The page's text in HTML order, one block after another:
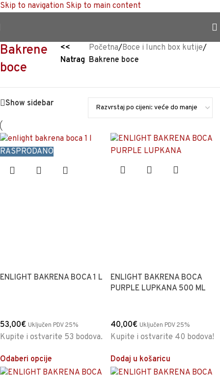
Skip to navigation Skip to main content
Bakrene
boce
<<
Natrag
Početna/Boce i lunch box kutije/
Bakrene boce
Show sidebar
RASPRODANO
ENLIGHT BAKRENA BOCA 1 L
53,00€ Uključen PDV 25%
Kupite i ostvarite 53 bodova.
Odaberi opcije
ENLIGHT BAKRENA BOCA
PURPLE LUPKANA 500 ML
40,00€ Uključen PDV 25%
Kupite i ostvarite 40 bodova!
Dodaj u košaricu